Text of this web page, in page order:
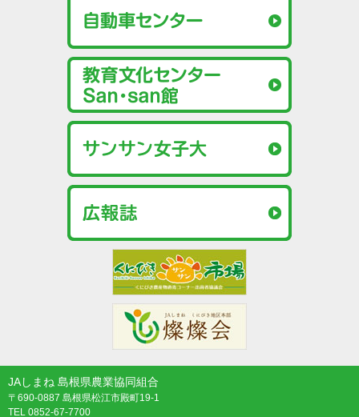
JAしまね 島根県農業協同組合
〒690-0887 島根県松江市殿町19-1
TEL 0852-67-7700